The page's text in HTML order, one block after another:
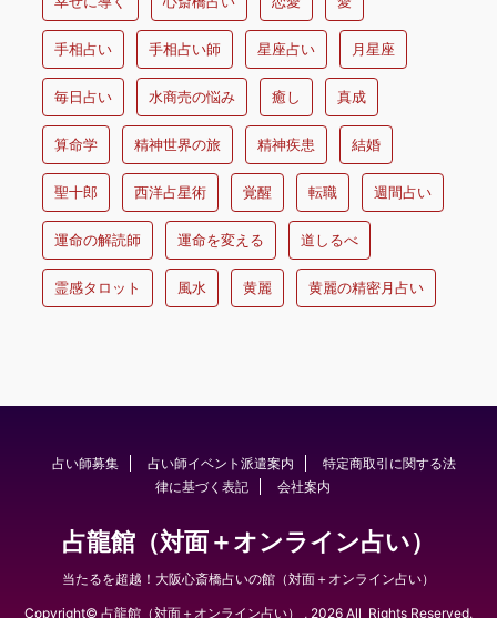
手相占い 手相占い師 星座占い 月星座
毎日占い 水商売の悩み 癒し 真成
算命学 精神世界の旅 精神疾患 結婚
聖十郎 西洋占星術 覚醒 転職 週間占い
運命の解読師 運命を変える 道しるべ
霊感タロット 風水 黄麗 黄麗の精密月占い
占い師募集 占い師イベント派遣案内
特定商取引に関する法
律に基づく表記
会社案内
占龍館（対面＋オンライン占い）
当たるを超越！大阪心斎橋占いの館（対面＋オンライン占い）
Copyright© 占龍館（対面＋オンライン占い） , 2026 All Rights Reserved.